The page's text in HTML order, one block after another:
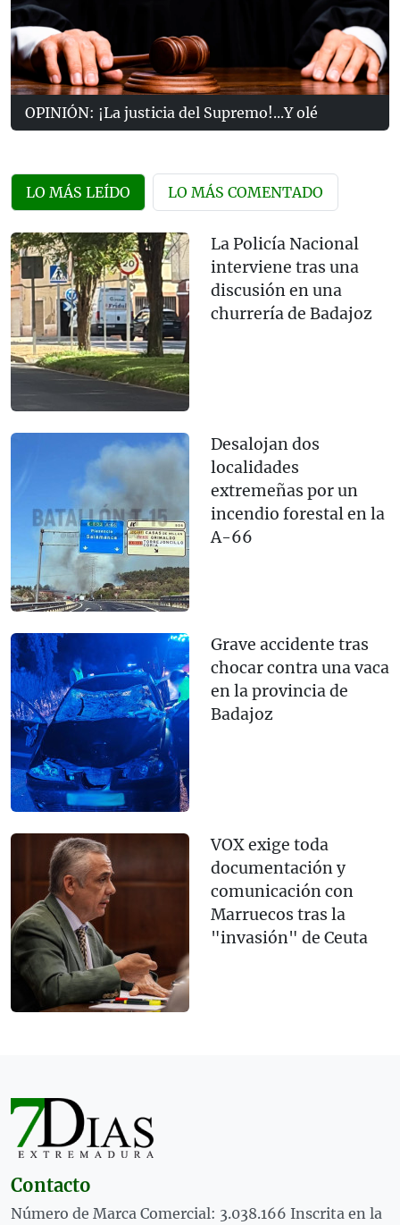
OPINIÓN: ¡La justicia del Supremo!...Y olé
LO MÁS LEÍDO LO MÁS COMENTADO
La Policía Nacional
interviene tras una
discusión en una
churrería de Badajoz
Desalojan dos
localidades
extremeñas por un
incendio forestal en la
A-66
Grave accidente tras
chocar contra una vaca
en la provincia de
Badajoz
VOX exige toda
documentación y
comunicación con
Marruecos tras la
"invasión" de Ceuta
Contacto
Número de Marca Comercial: 3.038.166 Inscrita en la